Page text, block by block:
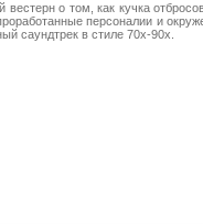
вестерн о том, как кучка
персоналии и
саундтрек в стиле 70х-90х.